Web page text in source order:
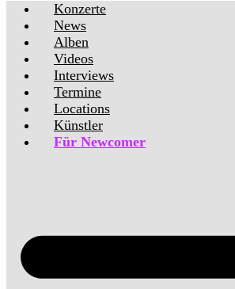
Konzerte
News
Alben
Videos
Interviews
Termine
Locations
Künstler
Für Newcomer